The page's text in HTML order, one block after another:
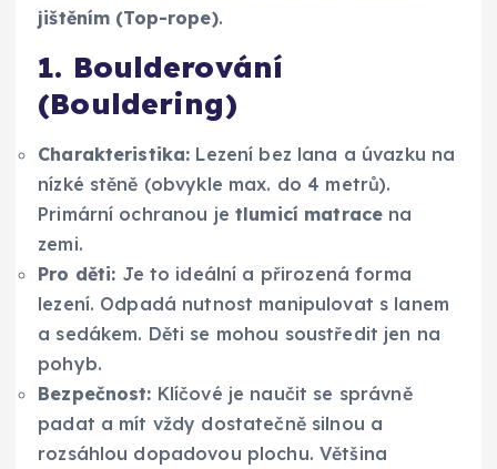
jištěním (Top-rope).
1. Boulderování
(Bouldering)
Charakteristika: Lezení bez lana a úvazku na
nízké stěně (obvykle max. do 4 metrů).
Primární ochranou jetlumicí matrace na
zemi.
Pro děti: Je to ideální a přirozená forma
lezení. Odpadá nutnost manipulovat s lanem
a sedákem. Děti se mohou soustředit jen na
pohyb.
Bezpečnost: Klíčové je naučit se správně
padat a mít vždy dostatečně silnou a
rozsáhlou dopadovou plochu. Většina